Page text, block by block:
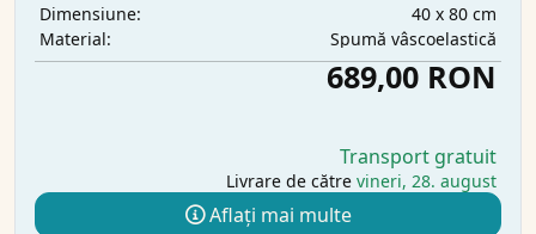
Dimensiune:
40 x 80 cm
Material:
Spumă vâscoelastică
689,00 RON
Transport gratuit
Livrare de către vineri, 28. august
Aflați mai multe